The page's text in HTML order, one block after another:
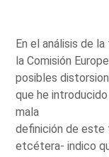
En el análisis de
la Comisión
posibles
que he
mala
definición de este
etcétera- indico